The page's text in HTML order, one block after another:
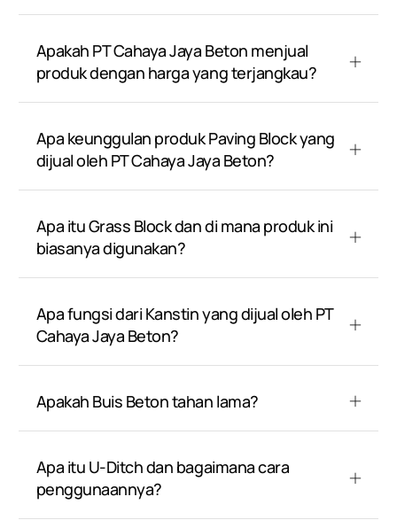
Apakah PT Cahaya Jaya Beton menjual
produk dengan harga yang terjangkau?
Apa keunggulan produk Paving Block yang
dijual oleh PT Cahaya Jaya Beton?
Apa itu Grass Block dan di mana produk ini
biasanya digunakan?
Apa fungsi dari Kanstin yang dijual oleh PT
Cahaya Jaya Beton?
Apakah Buis Beton tahan lama?
Apa itu U-Ditch dan bagaimana cara
penggunaannya?